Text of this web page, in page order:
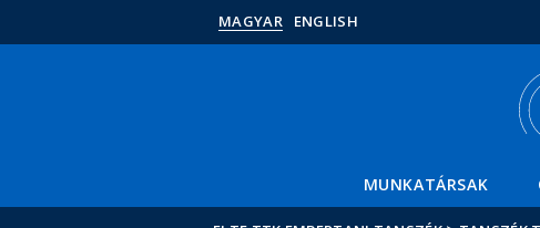
MAGYAR ENGLISH
MUNKATÁRSAK